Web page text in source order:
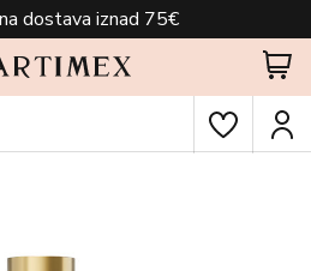
dostava iznad 75€